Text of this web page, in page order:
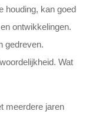
houding, kan goed
ontwikkelingen.
gedreven.
Wat
meerdere jaren